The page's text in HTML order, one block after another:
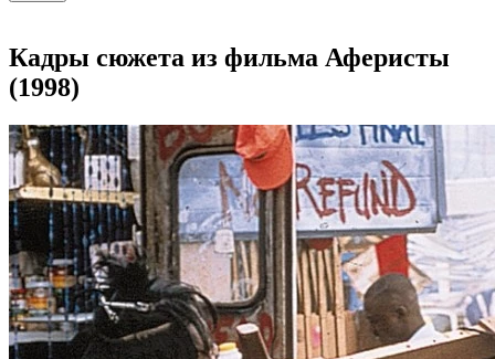
Кадры сюжета из фильма Аферисты
(1998)